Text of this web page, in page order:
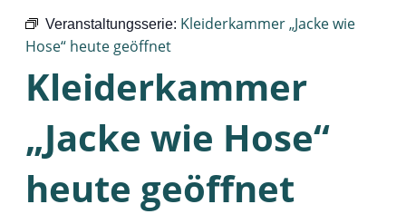
Veranstaltungsserie: Kleiderkammer „Jacke wie
Hose“ heute geöffnet
Kleiderkammer
„Jacke wie Hose“
heute geöffnet